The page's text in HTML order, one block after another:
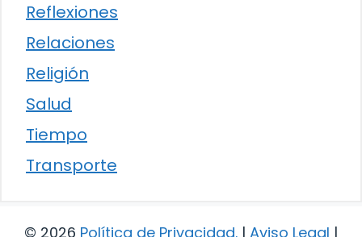
Reflexiones
Relaciones
Religión
Salud
Tiempo
Transporte
© 2026 Política de Privacidad. | Aviso Legal |